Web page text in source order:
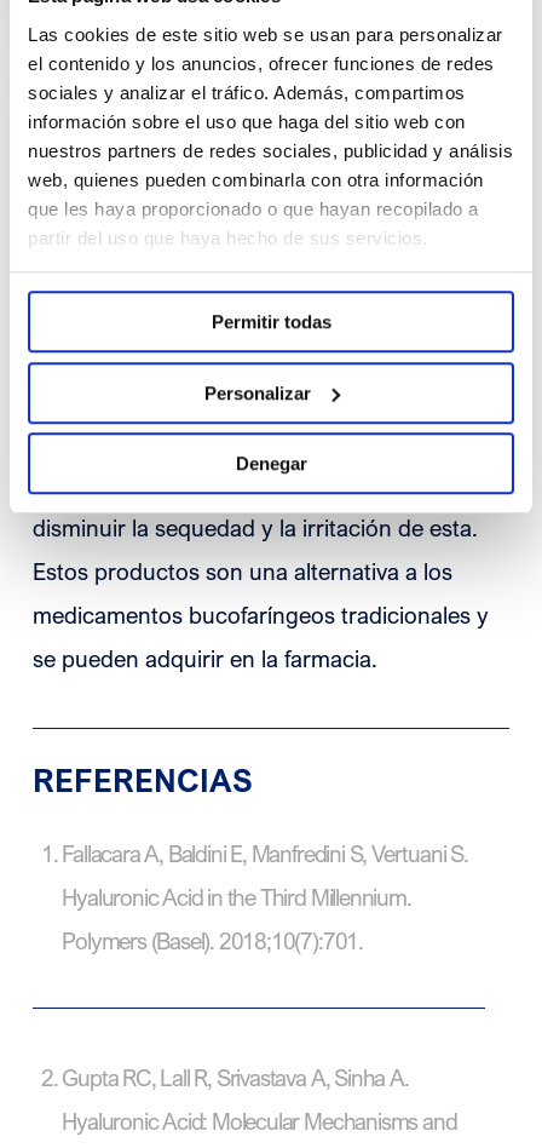
Las cookies de este sitio web se usan para personalizar
el contenido y los anuncios, ofrecer funciones de redes
sociales y analizar el tráfico. Además, compartimos
información sobre el uso que haga del sitio web con
nuestros partners de redes sociales, publicidad y análisis
web, quienes pueden combinarla con otra información
que les haya proporcionado o que hayan recopilado a
partir del uso que haya hecho de sus servicios.
Permitir todas
Personalizar
Denegar
regulandola hidratación , etc. Por este motivo,
existen formulaciones con ácido hialurónico
para tratar la sequedad nasal y para promover
la cicatrización de las heridas nasales.
Además de los usos descritos anteriormente,
debido a las propiedades regeneradoras,
calmantes e hidratantes del ácido hialurónico,
actualmente existen productos bucofaríngeos
formulados a base de ácido hialurónico
destinados a aliviar el dolor de garganta y a
disminuir la sequedad y la irritación de esta.
Estos productos son una alternativa a los
medicamentos bucofaríngeos tradicionales y
se pueden adquirir en la farmacia.
REFERENCIAS
Fallacara A, Baldini E, Manfredini S, Vertuani S.
Hyaluronic Acid in the Third Millennium.
Polymers (Basel). 2018;10(7):701.
Gupta RC, Lall R, Srivastava A, Sinha A.
Hyaluronic Acid: Molecular Mechanisms and